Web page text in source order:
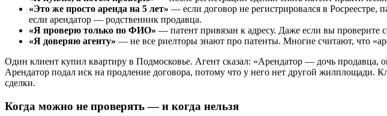
«Это же просто аренда на 5 лет» — если договор не регистрировался в Росреестре,
если арендатор — родственник продавца.
«Я проверю только по ФИО» — патент привязан к адресу. Даже если вы проверите
«Я доверяю агенту» — не все риелторы знают про патенты. Многие считают, что
Один клиент купил квартиру в Подмосковье. Агент сказал: «Арендатор — дочь продавца,
Арендатор подал иск на продление договора, потому что у него нет другой жилплощади.
сделки.
Когда можно не проверять — и когда нельзя